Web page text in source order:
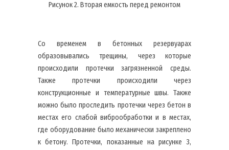
Рисунок 2. Вторая емкость перед ремонтом
Со временем в бетонных резервуарах
образовывались трещины, через которые
происходили протечки загрязненной среды.
Также протечки происходили через
конструкционные и температурные швы. Также
можно было проследить протечки через бетон в
местах его слабой виброобработки и в местах,
где оборудование было механически закреплено
к бетону. Протечки, показанные на рисунке 3,